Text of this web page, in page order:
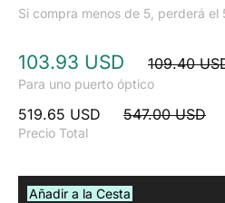
Si compra menos de 5, perderá el
103.93 USD 109.40
Para uno puerto óptico
519.65 USD 547.00 USD
Precio Total
Añadir a la Cesta